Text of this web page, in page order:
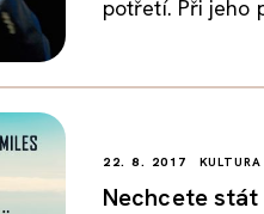
potřetí. Při jeho
22. 8. 2017
Nechcete